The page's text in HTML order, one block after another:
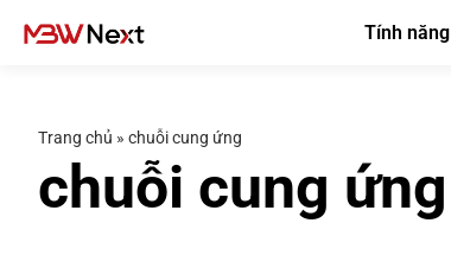
Tính năng
Trang chủ » chuỗi cung ứng
chuỗi cung ứng